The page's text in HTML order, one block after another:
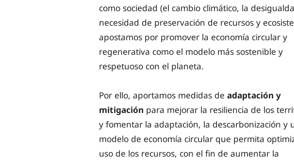
como sociedad (el cambio climático, la
necesidad de preservación de recursos y
apostamos por promover la economía circular y
regenerativa como el modelo más sostenible y
respetuoso con el planeta.
Por ello, aportamos medidas de adaptación y
mitigación para mejorar la resiliencia de los
y fomentar la adaptación, la descarbonización y
modelo de economía circular que permita
uso de los recursos, con el fin de aumentar la